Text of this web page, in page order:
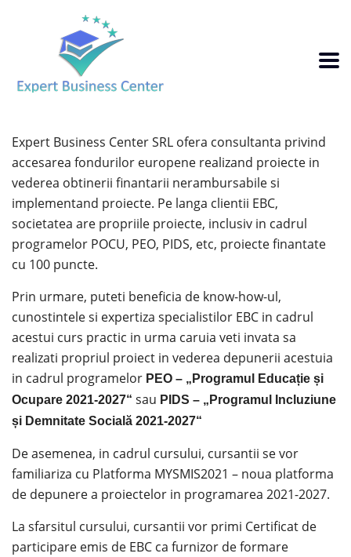
Expert Business Center SRL ofera consultanta privind
accesarea fondurilor europene realizand proiecte in
vederea obtinerii finantarii nerambursabile si
implementand proiecte. Pe langa clientii EBC,
societatea are propriile proiecte, inclusiv in cadrul
programelor POCU, PEO, PIDS, etc, proiecte finantate
cu 100 puncte.
Prin urmare, puteti beneficia de know-how-ul,
cunostintele si expertiza specialistilor EBC in cadrul
acestui curs practic in urma caruia veti invata sa
realizati propriul proiect in vederea depunerii acestuia
in cadrul programelor PEO – „Programul Educație și
Ocupare 2021-2027“ sau PIDS – „Programul Incluziune
și Demnitate Socială 2021-2027“
De asemenea, in cadrul cursului, cursantii se vor
familiariza cu Platforma MYSMIS2021 – noua platforma
de depunere a proiectelor in programarea 2021-2027.
La sfarsitul cursului, cursantii vor primi Certificat de
participare emis de EBC ca furnizor de formare